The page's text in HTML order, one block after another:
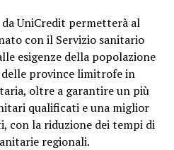
UniCredit permetterà al
con il Servizio sanitario
esigenze della popolazione
delle province limitrofe in
oltre a garantire un più
qualificati e una miglior
la riduzione dei tempi di
regionali.